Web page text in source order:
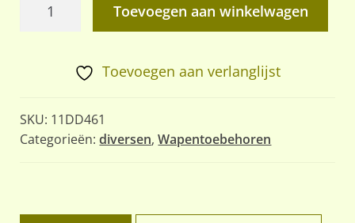
aantal
Toevoegen aan winkelwagen
Toevoegen aan verlanglijst
SKU: 11DD461
Categorieën:diversen,Wapentoebehoren